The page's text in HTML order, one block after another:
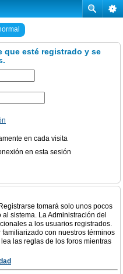
que esté registrado y se
en cada visita
en esta sesión
tomará solo unos pocos
sistema. La Administración del
a los usuarios registrados.
con nuestros términos
las reglas de los foros mientras